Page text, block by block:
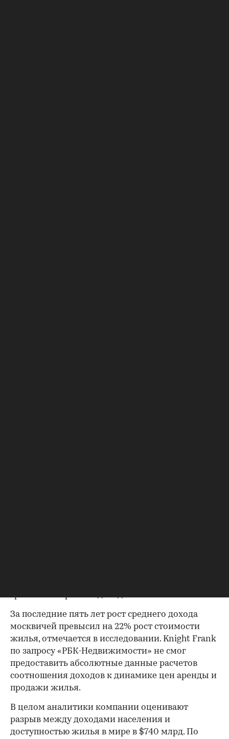
За последние пять лет рост среднего дохода
москвичей превысил на 22% рост стоимости
жилья, отмечается в исследовании. Knight Frank
по запросу «РБК-Недвижимости» не смог
предоставить абсолютные данные расчетов
соотношения доходов к динамике цен аренды и
продажи жилья.
В целом аналитики компании оценивают
разрыв между доходами населения и
доступностью жилья в мире в $740 млрд. По